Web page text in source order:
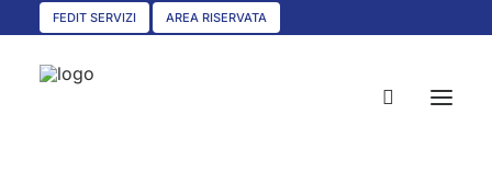
FEDIT SERVIZI AREA RISERVATA